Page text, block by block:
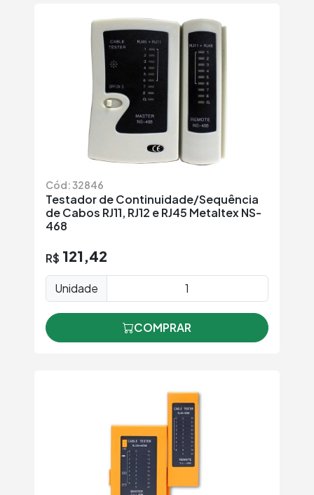
Cód: 32846
Testador de Continuidade/Sequência
de Cabos RJ11, RJ12 e RJ45 Metaltex NS-
468
R$ 121,42
Unidade
COMPRAR